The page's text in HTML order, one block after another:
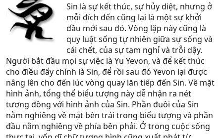
Sin là sự kết thúc, sự hủy diệt, nhưng ở
mỗi đích đến cũng lại là một sự khởi
đầu mới sau đó. Vòng lặp này cũng là
quy luật sống tự nhiên giữa sự sống và
cái chết, của sự tạm nghỉ và trỗi dậy.
Người bắt đầu mọi sự việc là Yu Yevon, và để kết thúc
cho điều đấy chính là Sin, để rồi sau đó Yevon lại được
nâng lên cho đến lúc vòng quay lăn tiếp đến Sin. Về mặt
hình ảnh, tổng thể biểu tượng này dễ nhận ra nét
tương đồng với hình ảnh của Sin. Phần đuôi của Sin
nằm nghiêng về mặt bên trái trong biểu tượng và phần
đầu nằm nghiêng về phía bên phải. Ở trong cuộc sống